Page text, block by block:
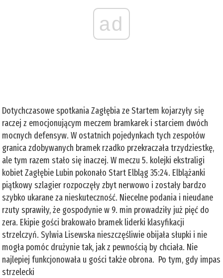
ad
Dotychczasowe spotkania Zagłębia ze Startem kojarzyły się
raczej z emocjonującym meczem bramkarek i starciem dwóch
mocnych defensyw. W ostatnich pojedynkach tych zespołów
granica zdobywanych bramek rzadko przekraczała trzydziestkę,
ale tym razem stało się inaczej. W meczu 5. kolejki ekstraligi
kobiet Zagłębie Lubin pokonało Start Elbląg 35:24. Elblążanki
piątkowy szlagier rozpoczęły zbyt nerwowo i zostały bardzo
szybko ukarane za nieskuteczność. Niecelne podania i nieudane
rzuty sprawiły, że gospodynie w 9. min prowadziły już pięć do
zera. Ekipie gości brakowało bramek liderki klasyfikacji
strzelczyń. Sylwia Lisewska nieszczęśliwie obijała słupki i nie
mogła pomóc drużynie tak, jak z pewnością by chciała. Nie
najlepiej funkcjonowała u gości także obrona. Po tym, gdy impas
strzelecki